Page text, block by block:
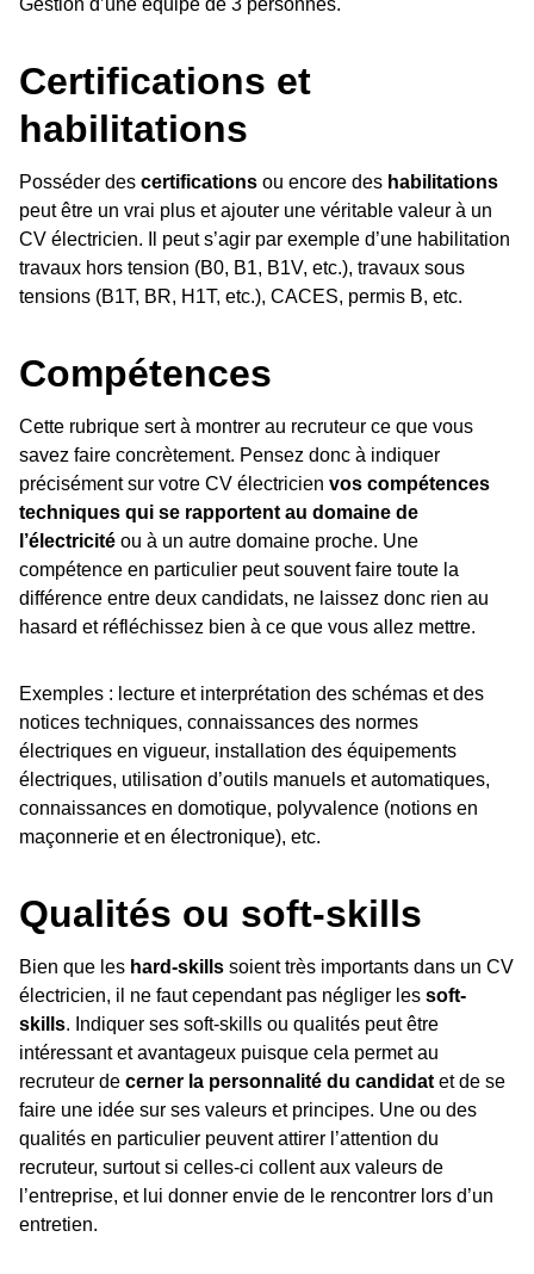
Gestion d’une équipe de 3 personnes.
Certifications et
habilitations
Posséder des certifications ou encore des habilitations
peut être un vrai plus et ajouter une véritable valeur à un
CV électricien. Il peut s’agir par exemple d’une habilitation
travaux hors tension (B0, B1, B1V, etc.), travaux sous
tensions (B1T, BR, H1T, etc.), CACES, permis B, etc.
Compétences
Cette rubrique sert à montrer au recruteur ce que vous
savez faire concrètement. Pensez donc à indiquer
précisément sur votre CV électricien vos compétences
techniques qui se rapportent au domaine de
l’électricité ou à un autre domaine proche. Une
compétence en particulier peut souvent faire toute la
différence entre deux candidats, ne laissez donc rien au
hasard et réfléchissez bien à ce que vous allez mettre.
Exemples : lecture et interprétation des schémas et des
notices techniques, connaissances des normes
électriques en vigueur, installation des équipements
électriques, utilisation d’outils manuels et automatiques,
connaissances en domotique, polyvalence (notions en
maçonnerie et en électronique), etc.
Qualités ou soft-skills
Bien que les hard-skills soient très importants dans un CV
électricien, il ne faut cependant pas négliger les soft-
skills. Indiquer ses soft-skills ou qualités peut être
intéressant et avantageux puisque cela permet au
recruteur de cerner la personnalité du candidat et de se
faire une idée sur ses valeurs et principes. Une ou des
qualités en particulier peuvent attirer l’attention du
recruteur, surtout si celles-ci collent aux valeurs de
l’entreprise, et lui donner envie de le rencontrer lors d’un
entretien.